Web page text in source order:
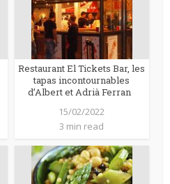
Restaurant El Tickets Bar, les
tapas incontournables
d’Albert et Adrià Ferran
15/02/2022
3 min read